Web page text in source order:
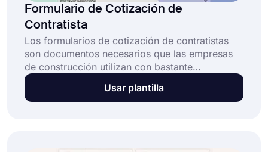
Formulario de Cotización de
Contratista
Los formularios de cotización de contratistas
son documentos necesarios que las empresas
de construcción utilizan con bastante
frecuencia. Este formulario se utiliza para
describir un trabajo y revelar sus costos de
Usar plantilla